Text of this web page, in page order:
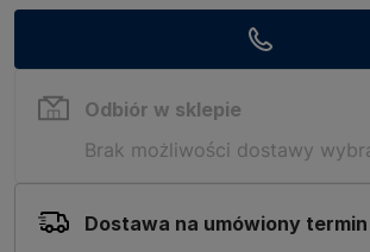
Odbiór w sklepie
Brak możliwości dostawy
Dostawa na umówiony termin